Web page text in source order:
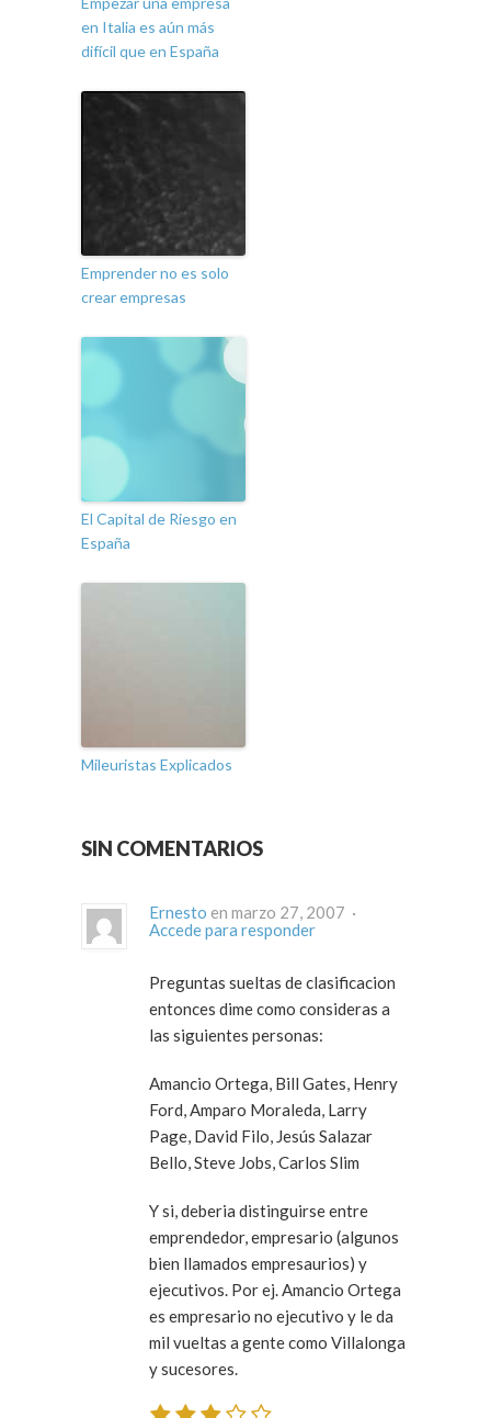
en Italia es aún más
difícil que en España
Emprender no es solo
crear empresas
El Capital de Riesgo en
España
Mileuristas Explicados
SIN COMENTARIOS
Ernesto
en marzo 27, 2007 ·
Accede para responder
Preguntas sueltas de clasificacion
entonces dime como consideras a
las siguientes personas:
Amancio Ortega, Bill Gates, Henry
Ford, Amparo Moraleda, Larry
Page, David Filo, Jesús Salazar
Bello, Steve Jobs, Carlos Slim
Y si, deberia distinguirse entre
emprendedor, empresario (algunos
bien llamados empresaurios) y
ejecutivos. Por ej. Amancio Ortega
es empresario no ejecutivo y le da
mil vueltas a gente como Villalonga
y sucesores.